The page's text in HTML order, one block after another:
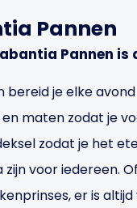
Pannen
Pannen
je elke
maten zodat je
zodat je het
zijn voor iedereen.
er is